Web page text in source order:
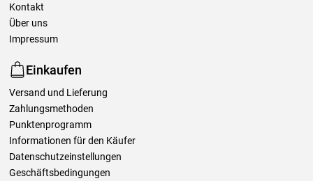
Kontakt
Über uns
Impressum
Einkaufen
Versand und Lieferung
Zahlungsmethoden
Punktenprogramm
Informationen für den Käufer
Datenschutzeinstellungen
Geschäftsbedingungen